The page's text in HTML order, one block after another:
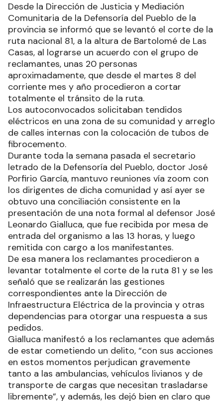
Desde la Dirección de Justicia y Mediación
Comunitaria de la Defensoría del Pueblo de la
provincia se informó que se levantó el corte de la
ruta nacional 81, a la altura de Bartolomé de Las
Casas, al lograrse un acuerdo con el grupo de
reclamantes, unas 20 personas
aproximadamente, que desde el martes 8 del
corriente mes y año procedieron a cortar
totalmente el tránsito de la ruta.
Los autoconvocados solicitaban tendidos
eléctricos en una zona de su comunidad y arreglo
de calles internas con la colocación de tubos de
fibrocemento.
Durante toda la semana pasada el secretario
letrado de la Defensoría del Pueblo, doctor José
Porfirio García, mantuvo reuniones vía zoom con
los dirigentes de dicha comunidad y así ayer se
obtuvo una conciliación consistente en la
presentación de una nota formal al defensor José
Leonardo Gialluca, que fue recibida por mesa de
entrada del organismo a las 13 horas, y luego
remitida con cargo a los manifestantes.
De esa manera los reclamantes procedieron a
levantar totalmente el corte de la ruta 81 y se les
señaló que se realizarán las gestiones
correspondientes ante la Dirección de
Infraestructura Eléctrica de la provincia y otras
dependencias para otorgar una respuesta a sus
pedidos.
Gialluca manifestó a los reclamantes que además
de estar cometiendo un delito, “con sus acciones
en estos momentos perjudican gravemente
tanto a las ambulancias, vehículos livianos y de
transporte de cargas que necesitan trasladarse
libremente”, y además, les dejó bien en claro que